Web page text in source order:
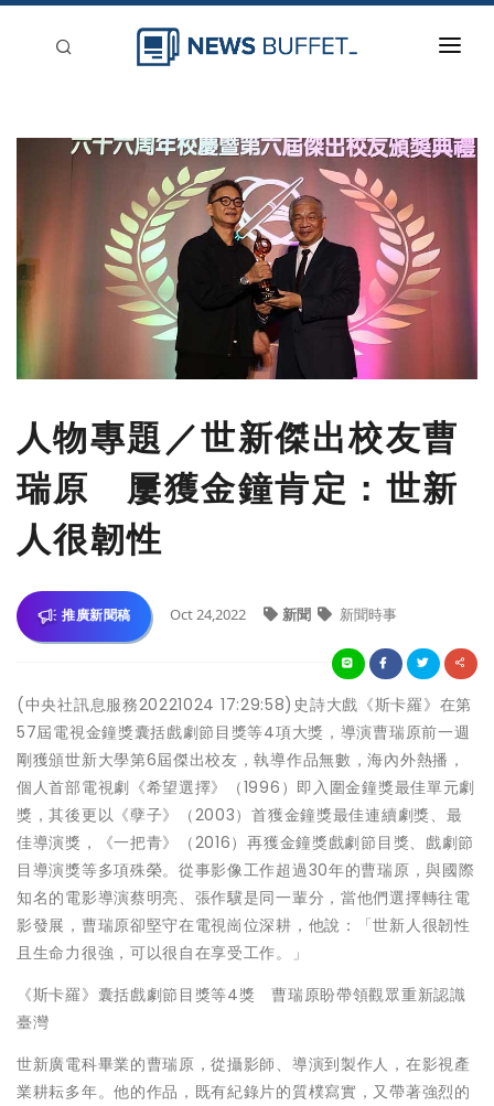
新聞稿分類
人物專題／世新傑出校友曹
瑞原 屢獲金鐘肯定：世新
人很韌性
推廣新聞稿 Oct 24,2022 新聞 新聞時事
(中央社訊息服務20221024 17:29:58)史詩大戲《斯卡羅》在第
57屆電視金鐘獎囊括戲劇節目獎等4項大獎，導演曹瑞原前一週
剛獲頒世新大學第6屆傑出校友，執導作品無數，海內外熱播，
個人首部電視劇《希望選擇》（1996）即入圍金鐘獎最佳單元劇
獎，其後更以《孽子》（2003）首獲金鐘獎最佳連續劇獎、最
佳導演獎，《一把青》（2016）再獲金鐘獎戲劇節目獎、戲劇節
目導演獎等多項殊榮。從事影像工作超過30年的曹瑞原，與國際
知名的電影導演蔡明亮、張作驥是同一輩分，當他們選擇轉往電
影發展，曹瑞原卻堅守在電視崗位深耕，他說：「世新人很韌性
且生命力很強，可以很自在享受工作。」
《斯卡羅》囊括戲劇節目獎等4獎 曹瑞原盼帶領觀眾重新認識
臺灣
世新廣電科畢業的曹瑞原，從攝影師、導演到製作人，在影視產
業耕耘多年。他的作品，既有紀錄片的質樸寫實，又帶著強烈的